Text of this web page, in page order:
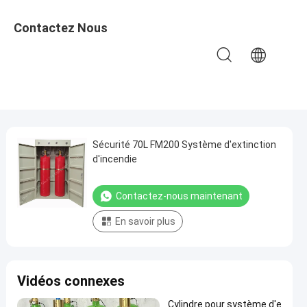
Contactez Nous
Sécurité 70L FM200 Système d'extinction
d'incendie
Contactez-nous maintenant
En savoir plus
Vidéos connexes
Cylindre pour système d'e